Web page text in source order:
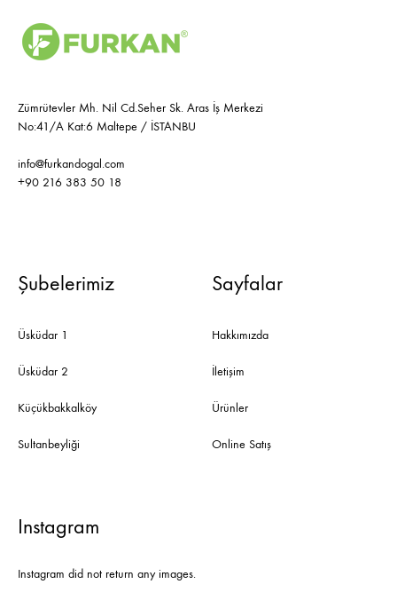
Zümrütevler Mh. Nil Cd.Seher Sk. Aras İş Merkezi
No:41/A Kat:6 Maltepe / İSTANBU
info@furkandogal.com
+90 216 383 50 18
Şubelerimiz
Üsküdar 1
Üsküdar 2
Küçükbakkalköy
Sultanbeyliği
Sayfalar
Hakkımızda
İletişim
Ürünler
Online Satış
Instagram
Instagram did not return any images.